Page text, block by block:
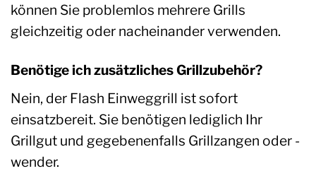
können Sie problemlos mehrere Grills
gleichzeitig oder nacheinander verwenden.
Benötige ich zusätzliches Grillzubehör?
Nein, der Flash Einweggrill ist sofort
einsatzbereit. Sie benötigen lediglich Ihr
Grillgut und gegebenenfalls Grillzangen oder -
wender.